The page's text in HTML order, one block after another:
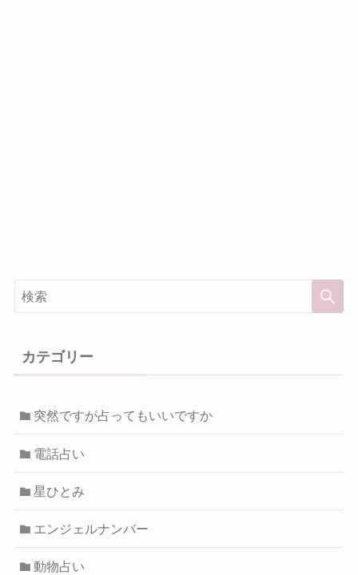
カテゴリー
突然ですが占ってもいいですか
電話占い
星ひとみ
エンジェルナンバー
動物占い